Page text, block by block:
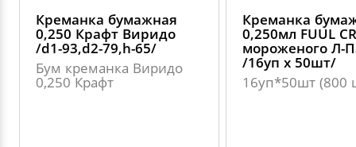
Креманка бумажная
0,250 Крафт Виридо
/d1-93,d2-79,h-65/
Бум креманка Виридо
0,250 Крафт
Креманка
0,250мл FUUL
мороженого Л-
/16уп х 50шт/
16уп*50шт (800